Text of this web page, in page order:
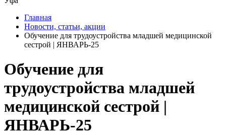
Главная
Новости, статьи, акции
Обучение для трудоустройства младшей медицинской
сестрой | ЯНВАРЬ-25
Обучение для
трудоустройства младшей
медицинской сестрой |
ЯНВАРЬ-25